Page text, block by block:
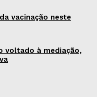
vacinação neste
voltado à mediação,